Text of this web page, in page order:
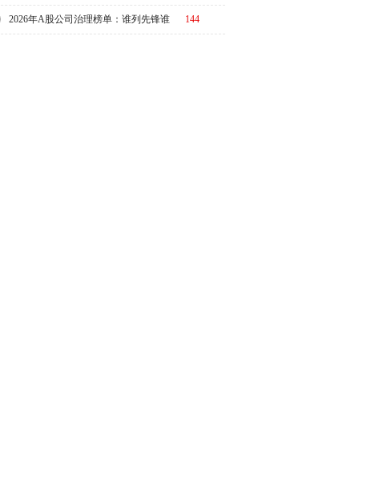
迎又一个“DeepSeek时刻”冲击波？ 144
2026年A股公司治理榜单：谁列先锋谁